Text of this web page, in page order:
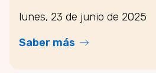
lunes, 23 de junio de 2025
Saber más